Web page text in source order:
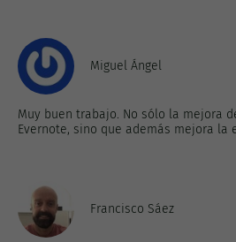
Miguel Ángel
Muy buen trabajo. No sólo la mejora
Evernote, sino que además mejora la
Francisco Sáez